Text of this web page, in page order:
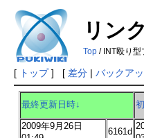
リン
Top/ INT殴り型
[ トップ] [ 差分| バックア
最終更新日時↓
2009年9月26日
6161d